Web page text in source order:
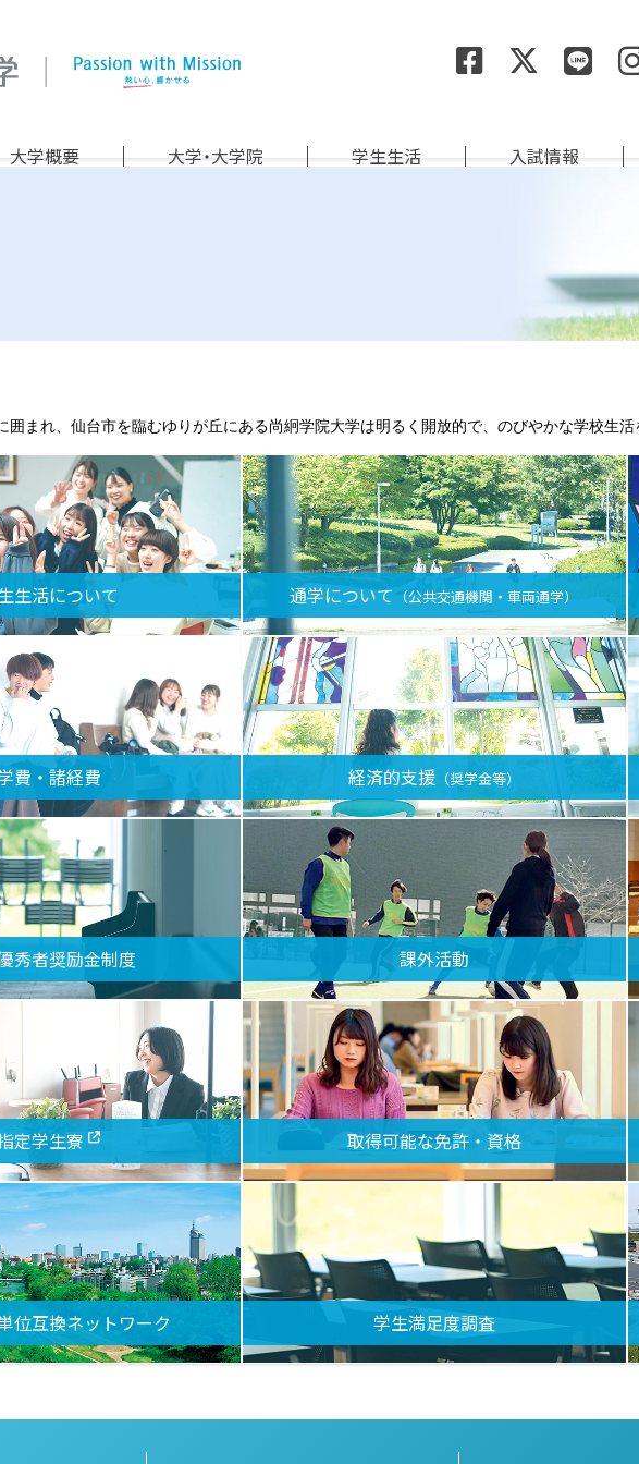
大学概要 大学・大学院 学生生活 入試情報
囲まれ、仙台市を臨むゆりが丘にある尚絅学院大学は明るく開放的で、のびやかな学校生活
生活について 通学について （公共交通機関・車両通学）
費・諸経費 経済的支援（奨学金等）
秀者奨励金制度 課外活動
定学生寮 取得可能な免許・資格
位互換ネットワーク 学生満足度調査